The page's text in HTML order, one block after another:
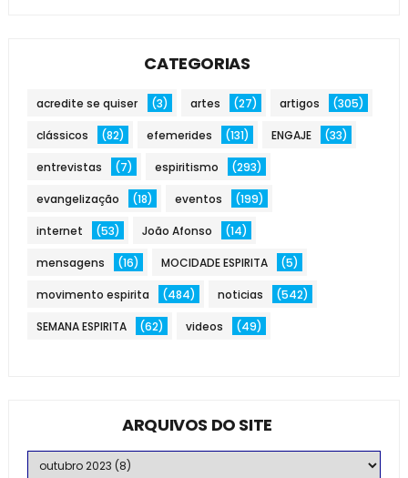
CATEGORIAS
acredite se quiser (3) artes (27) artigos (305)
clássicos (82) efemerides (131) ENGAJE (33)
entrevistas (7) espiritismo (293)
evangelização (18) eventos (199)
internet (53) João Afonso (14)
mensagens (16) MOCIDADE ESPIRITA (5)
movimento espirita (484) noticias (542)
SEMANA ESPIRITA (62) videos (49)
ARQUIVOS DO SITE